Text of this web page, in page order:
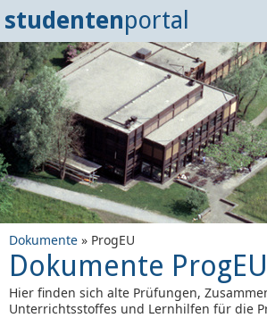
studentenportal
Home
Dokumente
Events
? Tipps
Login
Dokumente » ProgEU
Dokumente ProgEU
Hier finden sich alte Prüfungen,
Unterrichtsstoffes und Lernhilfen für die